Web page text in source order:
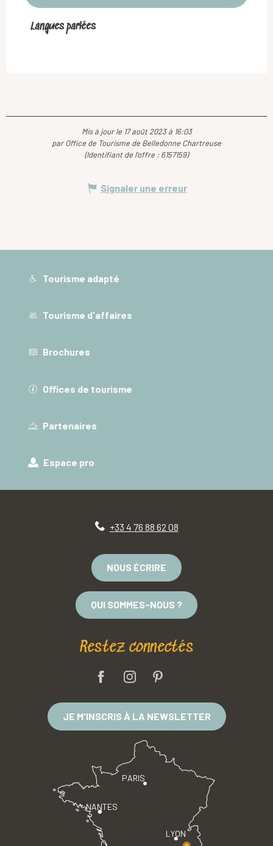
Langues parlées
Langues parlées
Mis à jour le 17 août 2023 à 16:03
par Office de Tourisme de Belledonne Chartreuse
(Identifiant de l'offre : 6157159)
Signaler une erreur
Tourisme adapté
Tourisme d'affaires
Brochures
Offices de tourisme
Partenaires
Espace pro
+33 4 76 88 62 08
NOUS ÉCRIRE
QUI SOMMES-NOUS ?
Restez connectés
JE M'INSCRIS À LA NEWSLETTER
PARIS
LYON
NANTES